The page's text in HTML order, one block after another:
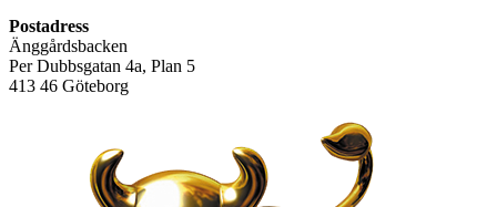
Postadress
Änggårdsbacken
Per Dubbsgatan 4a, Plan 5
413 46 Göteborg